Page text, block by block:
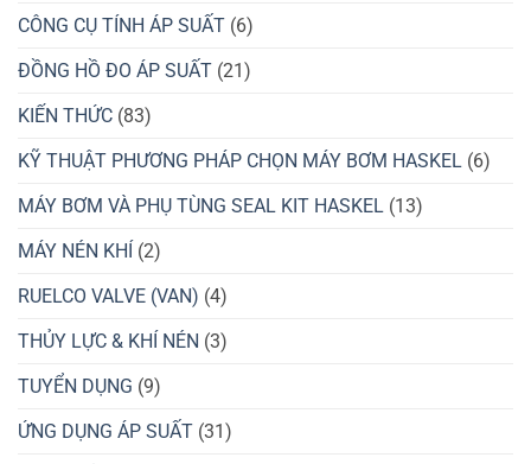
CÔNG CỤ TÍNH ÁP SUẤT (6)
ĐỒNG HỒ ĐO ÁP SUẤT (21)
KIẾN THỨC (83)
KỸ THUẬT PHƯƠNG PHÁP CHỌN MÁY BƠM HASKEL (6)
MÁY BƠM VÀ PHỤ TÙNG SEAL KIT HASKEL (13)
MÁY NÉN KHÍ (2)
RUELCO VALVE (VAN) (4)
THỦY LỰC & KHÍ NÉN (3)
TUYỂN DỤNG (9)
ỨNG DỤNG ÁP SUẤT (31)